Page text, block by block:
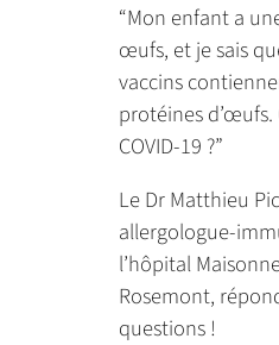
“Mon enfant a
œufs, et je sais
vaccins
protéines
COVID-19 ?”
Le Dr Matthieu
allergologue-
l’hôpital
Rosemont,
questions !